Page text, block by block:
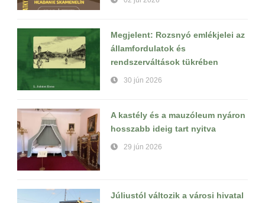
Megjelent: Rozsnyó emlékjelei az
államfordulatok és
rendszerváltások tükrében
30 jún 2026
A kastély és a mauzóleum nyáron
hosszabb ideig tart nyitva
29 jún 2026
Júliustól változik a városi hivatal